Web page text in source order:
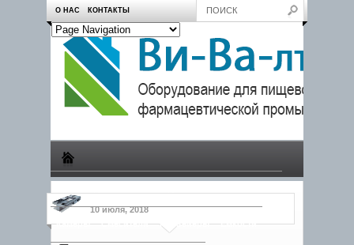
О НАС КОНТАКТЫ
Камеры Смесители Конвейеры Емкости
10 июля, 2018